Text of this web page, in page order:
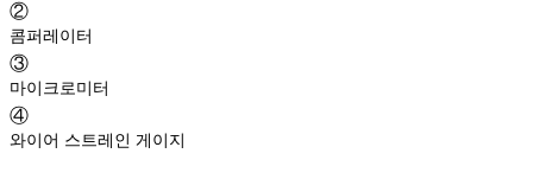
②
콤퍼레이터
③
마이크로미터
④
와이어 스트레인 게이지